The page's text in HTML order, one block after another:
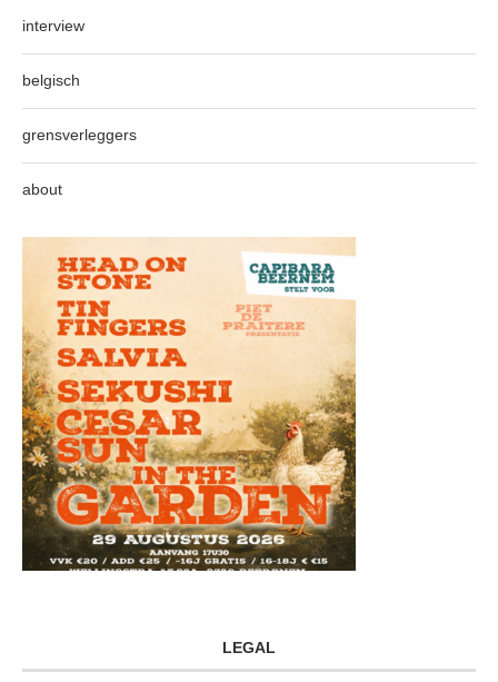
interview
belgisch
grensverleggers
about
LEGAL